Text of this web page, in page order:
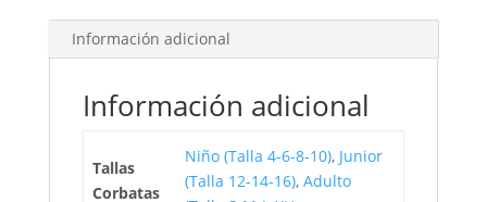
Información adicional
Información adicional
Tallas
Corbatas
Niño (Talla 4-6-8-10), Junior
(Talla 12-14-16), Adulto